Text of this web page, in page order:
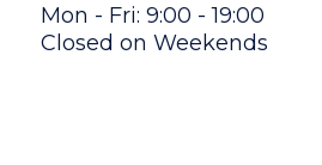
Mon - Fri: 9:00 - 19:00
Closed on Weekends